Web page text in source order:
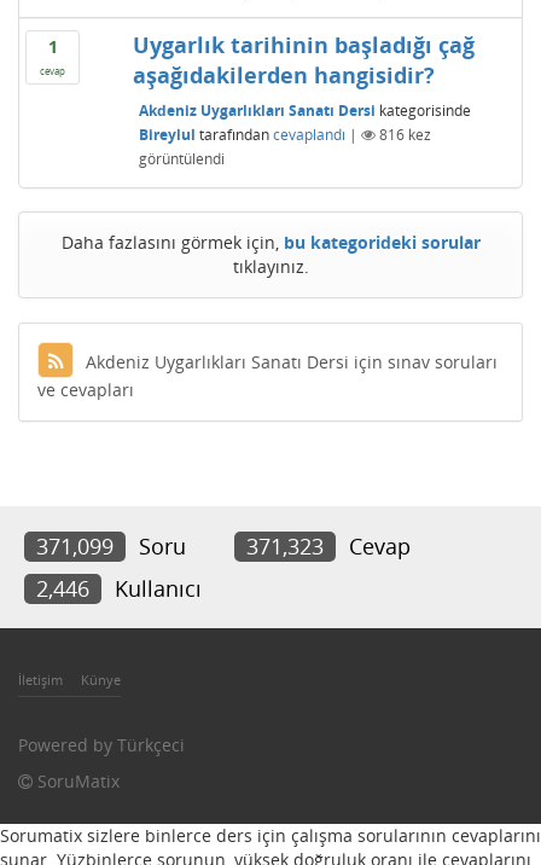
1
cevap
Uygarlık tarihinin başladığı çağ
aşağıdakilerden hangisidir?
Akdeniz Uygarlıkları Sanatı Dersi kategorisinde
Bireylul tarafından cevaplandı | 816kez
görüntülendi
Daha fazlasını görmek için, bu kategorideki sorular
tıklayınız.
Akdeniz Uygarlıkları Sanatı Dersi için sınav soruları
ve cevapları
371,099 Soru 371,323
Cevap
2,446
Kullanıcı
İletişim Künye
Powered by Türkçeci
SoruMatix
Sorumatix sizlere binlerce ders için çalışma sorularının cevaplarını
sunar. Yüzbinlerce sorunun, yüksek doğruluk oranı ile cevaplarını